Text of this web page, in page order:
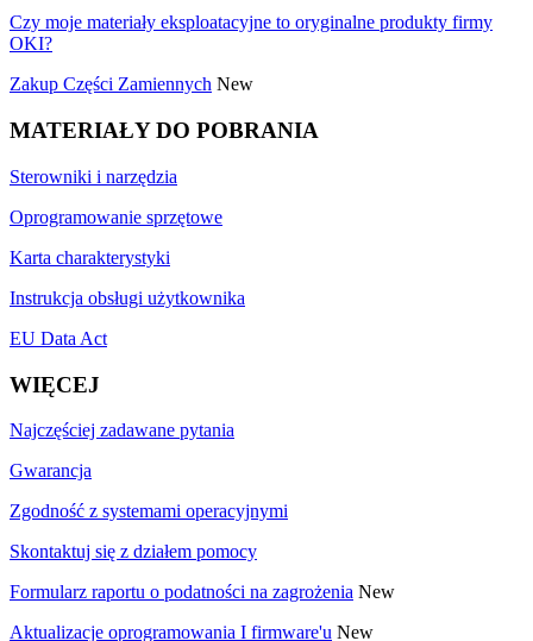
Czy moje materiały eksploatacyjne to oryginalne produkty firmy
OKI?
Zakup Części Zamiennych New
MATERIAŁY DO POBRANIA
Sterowniki i narzędzia
Oprogramowanie sprzętowe
Karta charakterystyki
Instrukcja obsługi użytkownika
EU Data Act
WIĘCEJ
Najczęściej zadawane pytania
Gwarancja
Zgodność z systemami operacyjnymi
Skontaktuj się z działem pomocy
Formularz raportu o podatności na zagrożenia New
Aktualizacje oprogramowania I firmware'u New